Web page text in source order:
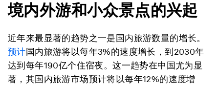
境内外游和小众景点的兴起
近年来最显著的趋势之一是国内旅游数量的增长。
预计国内旅游将以每年3%的速度增长，到2030年
达到每年190亿个住宿夜。这一趋势在中国尤为显
著，其国内旅游市场预计将以每年12%的速度增